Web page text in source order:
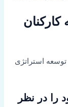
توسعه استراتژی
را در نظر